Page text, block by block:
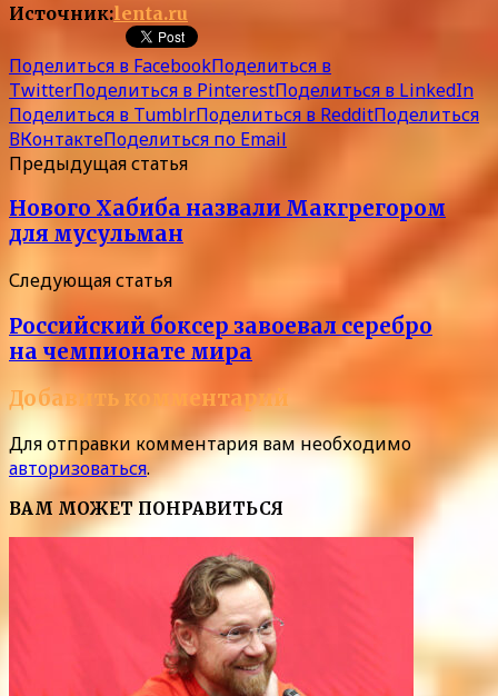
Источник:lenta.ru
Поделиться в FacebookПоделиться в
TwitterПоделиться в PinterestПоделиться в LinkedIn
Поделиться в TumblrПоделиться в RedditПоделиться
ВКонтактеПоделиться по Email
Предыдущая статья
Нового Хабиба назвали Макгрегором
для мусульман
Следующая статья
Российский боксер завоевал серебро
на чемпионате мира
Добавить комментарий
Для отправки комментария вам необходимо
авторизоваться.
ВАМ МОЖЕТ ПОНРАВИТЬСЯ